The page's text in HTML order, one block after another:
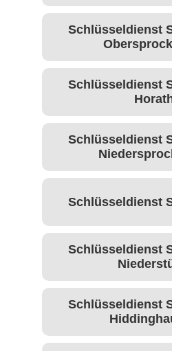
Schlüsseldienst
Schlüsseldienst
Schlüsseldienst
Schlüsseldienst
Schlüsseldienst
Schlüsseldienst